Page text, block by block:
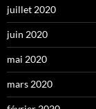
juillet 2020
juin 2020
mai 2020
mars 2020